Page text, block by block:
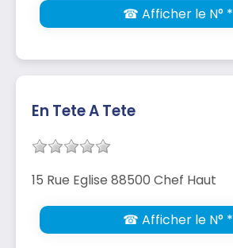
☎ Afficher le N° *
En Tete A Tete
15 Rue Eglise 88500 Chef Haut
☎ Afficher le N° *